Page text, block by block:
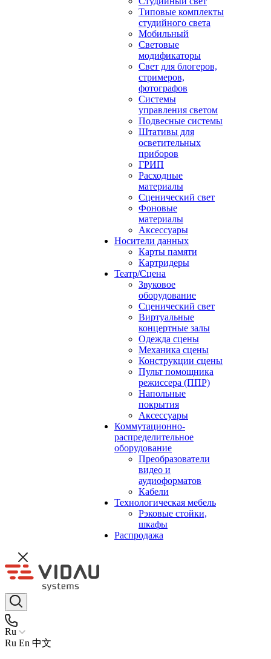
Типовые комплекты
студийного света
Мобильный
Световые
модификаторы
Свет для блогеров,
стримеров,
фотографов
Системы
управления светом
Подвесные системы
Штативы для
осветительных
приборов
ГРИП
Расходные
материалы
Сценический свет
Фоновые
материалы
Аксессуары
Носители данных
Карты памяти
Картридеры
Театр/Сцена
Звуковое
оборудование
Сценический свет
Виртуальные
концертные залы
Одежда сцены
Механика сцены
Конструкции сцены
Пульт помощника
режиссера (ППР)
Напольные
покрытия
Аксессуары
Коммутационно-
распределительное
оборудование
Преобразователи
видео и
аудиоформатов
Кабели
Технологическая мебель
Рэковые стойки,
шкафы
Распродажа
Ru
Ru En 中文